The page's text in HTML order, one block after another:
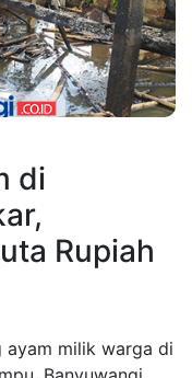
di
Rupiah
ayam milik warga di